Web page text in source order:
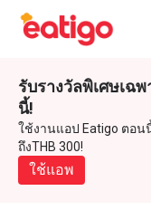
รับรางวัลพิเศษเฉ
นี้!
ใช้งานแอป Eatigo ตอ
ถึงTHB 300!
ใช้แอพ